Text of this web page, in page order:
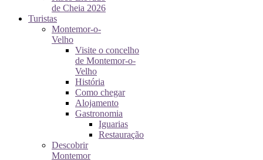
de Cheia 2026
Turistas
Montemor-o-
Velho
Visite o concelho
de Montemor-o-
Velho
História
Como chegar
Alojamento
Gastronomia
Iguarias
Restauração
Descobrir
Montemor